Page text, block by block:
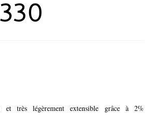
et très légèrement extensible grâce à 2%